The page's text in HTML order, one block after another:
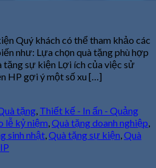
Quý khách có thể tham khảo các
như: Lựa chọn quà tặng phù hợp
tặng sự kiện Lợi ích của việc sử
HP gợi ý một số xu […]
tặng, Thiết kế - In ấn - Quảng
lễ kỷ niệm,Quà tặng doanh nghiệp,
sinh nhật,Quà tặng sự kiện,Quà